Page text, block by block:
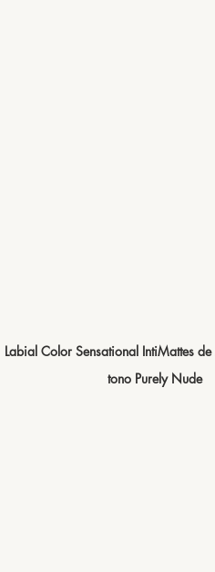
Labial Color Sensational IntiMattes
tono Purely Nude